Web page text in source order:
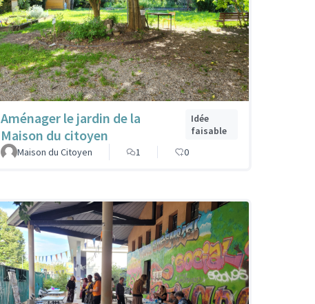
Aménager le jardin de la
Maison du citoyen
Idée
faisable
Maison du Citoyen
1 0